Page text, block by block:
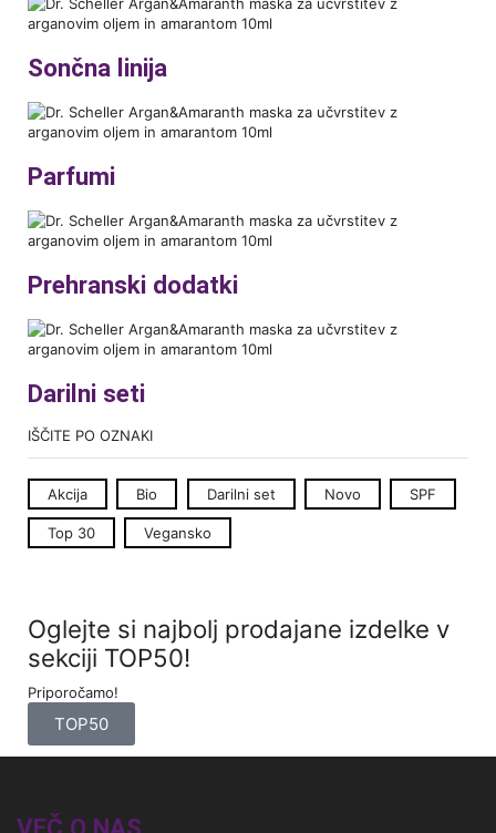
Sončna linija
Parfumi
Prehranski dodatki
Darilni seti
IŠČITE PO OZNAKI
Akcija Bio Darilni set Novo SPF
Top 30 Vegansko
Oglejte si najbolj prodajane izdelke v
sekciji TOP50!
Priporočamo!
TOP50
VEČ O NAS